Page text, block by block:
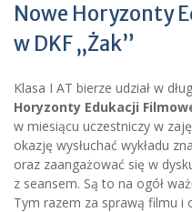
Nowe Horyzonty
w DKF „Żak”
Klasa I AT bierze udział w
Horyzonty Edukacji
w miesiącu uczestniczy w
okazję wysłuchać wykładu
oraz zaangażować się w
z seansem. Są to na ogół
Tym razem za sprawą filmu i